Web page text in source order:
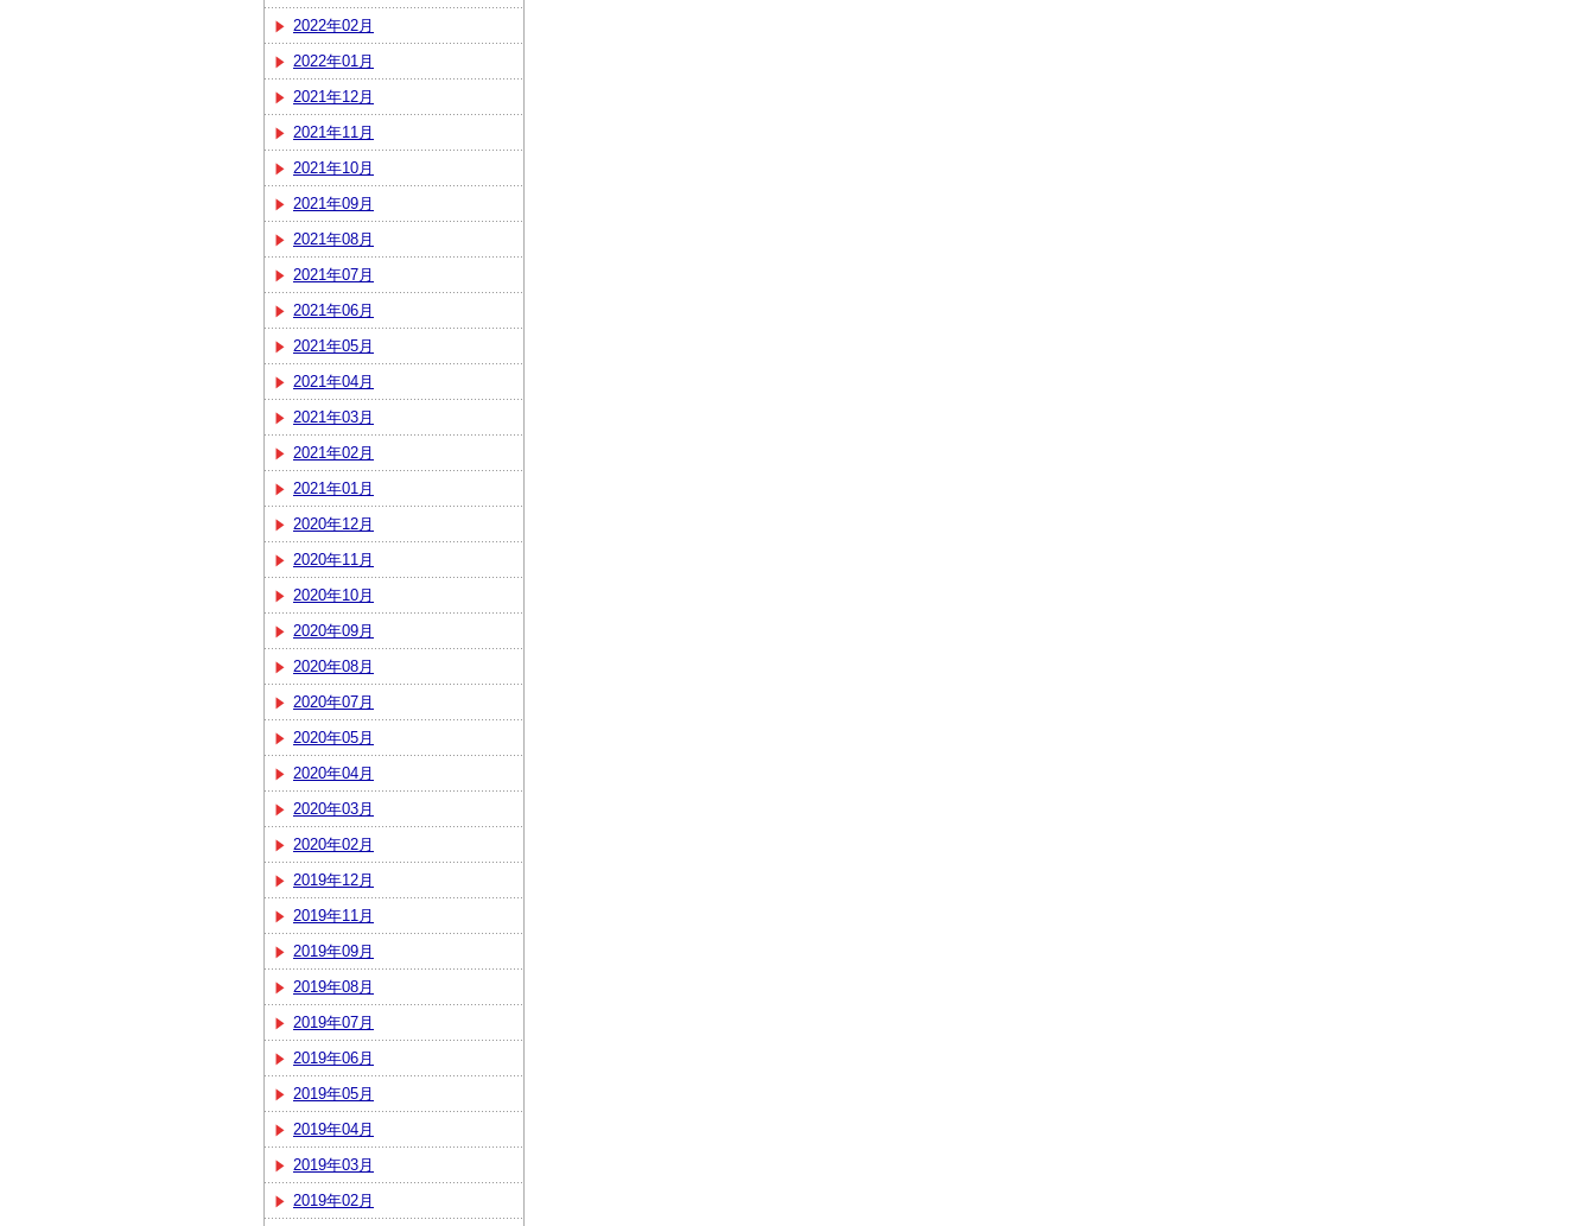
2022年02月
2022年01月
2021年12月
2021年11月
2021年10月
2021年09月
2021年08月
2021年07月
2021年06月
2021年05月
2021年04月
2021年03月
2021年02月
2021年01月
2020年12月
2020年11月
2020年10月
2020年09月
2020年08月
2020年07月
2020年05月
2020年04月
2020年03月
2020年02月
2019年12月
2019年11月
2019年09月
2019年08月
2019年07月
2019年06月
2019年05月
2019年04月
2019年03月
2019年02月